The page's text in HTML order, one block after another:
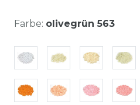
Farbe: olivegrün 563